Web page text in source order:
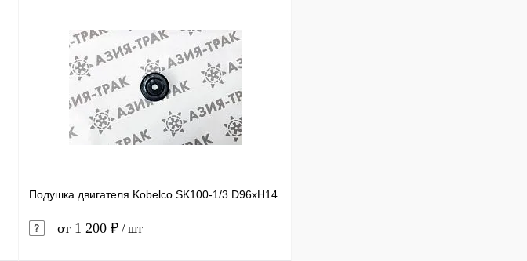
Подушка двигателя Kobelco SK100-1/3 D96xH14
от 1 200 ₽ / шт